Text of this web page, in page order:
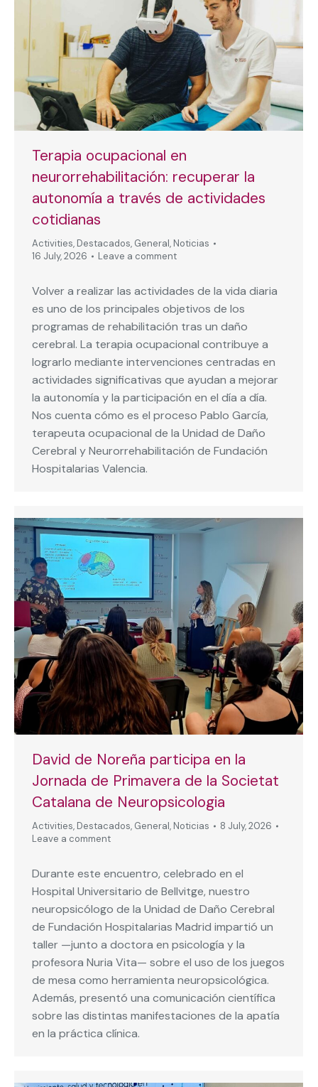
Terapia ocupacional en
neurorrehabilitación: recuperar la
autonomía a través de actividades
cotidianas
Activities, Destacados, General, Noticias
16 July, 2026
Leave a comment
Volver a realizar las actividades de la vida diaria
es uno de los principales objetivos de los
programas de rehabilitación tras un daño
cerebral. La terapia ocupacional contribuye a
lograrlo mediante intervenciones centradas en
actividades significativas que ayudan a mejorar
la autonomía y la participación en el día a día.
Nos cuenta cómo es el proceso Pablo García,
terapeuta ocupacional de la Unidad de Daño
Cerebral y Neurorrehabilitación de Fundación
Hospitalarias Valencia.
David de Noreña participa en la
Jornada de Primavera de la Societat
Catalana de Neuropsicologia
Activities, Destacados, General, Noticias
8 July, 2026
Leave a comment
Durante este encuentro, celebrado en el
Hospital Universitario de Bellvitge, nuestro
neuropsicólogo de la Unidad de Daño Cerebral
de Fundación Hospitalarias Madrid impartió un
taller —junto a doctora en psicología y la
profesora Nuria Vita— sobre el uso de los juegos
de mesa como herramienta neuropsicológica.
Además, presentó una comunicación científica
sobre las distintas manifestaciones de la apatía
en la práctica clínica.